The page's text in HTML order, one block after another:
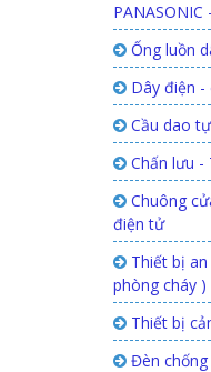
PANASONIC
Ống luồn
Dây điện -
Cầu dao
Chấn lưu -
Chuông
điện tử
Thiết bị an
phòng cháy )
Thiết bị
Đèn